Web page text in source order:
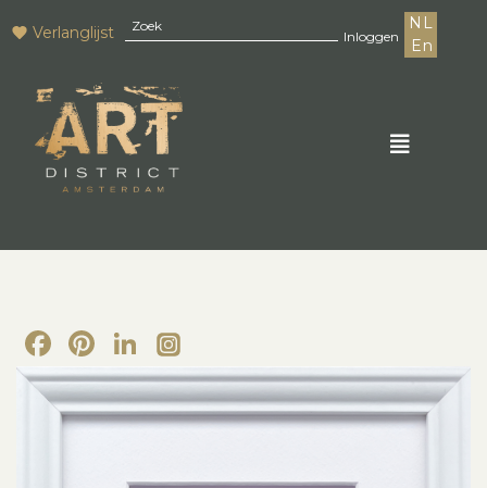
Verlanglijst Inloggen
NL
En
Facebook
Pinterest
LinkedIn